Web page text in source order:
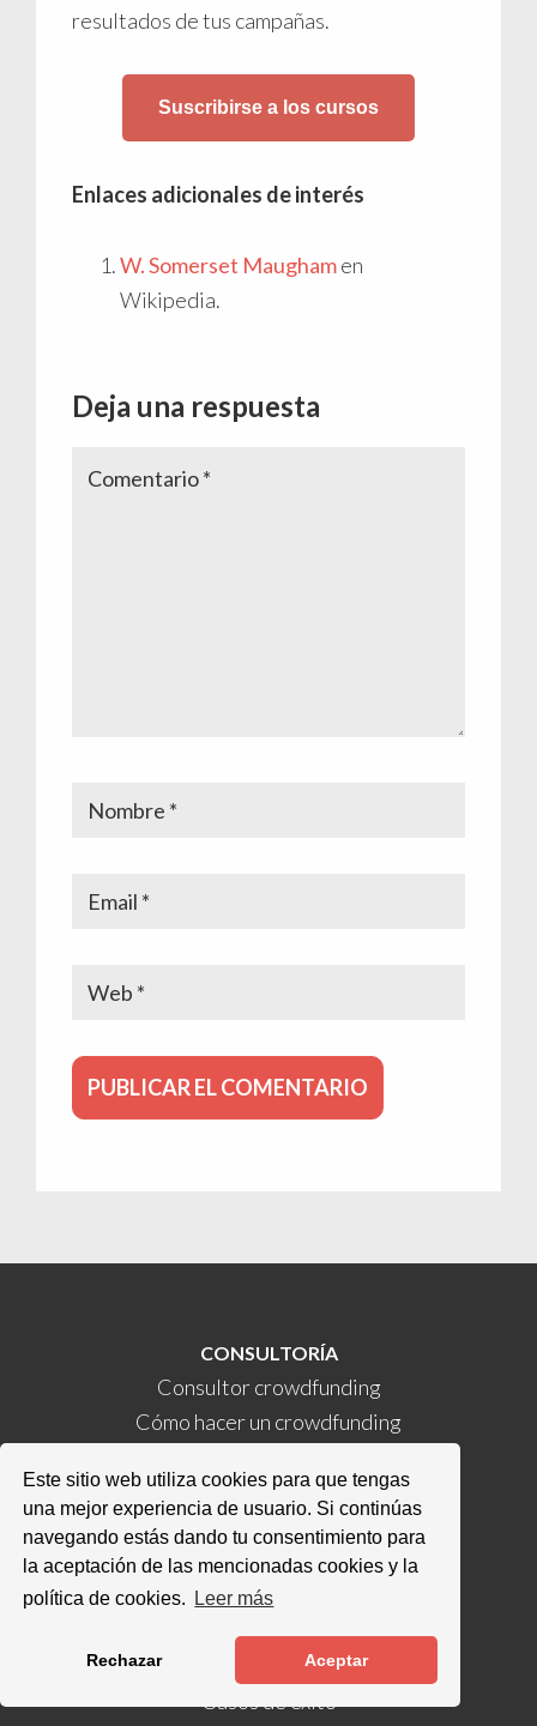
Este sitio web utiliza cookies para que tengas
una mejor experiencia de usuario. Si continúas
navegando estás dando tu consentimiento para
la aceptación de las mencionadas cookies y la
política de cookies.
Leer más
Rechazar Aceptar
resultados de tus campañas.
Suscribirse a los cursos
Enlaces adicionales de interés
W. Somerset Maughamen
Wikipedia.
Interacciones
los
Deja una respuesta
CONSULTORÍA
Consultor crowdfunding
Cómo hacer un crowdfunding
Crowdeasy
Guía
CROWDFUNDING
Información
Casos de éxito